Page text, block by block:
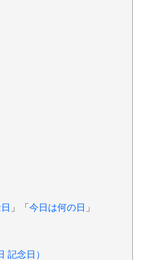
」「 今日は何の日 」
記念日）